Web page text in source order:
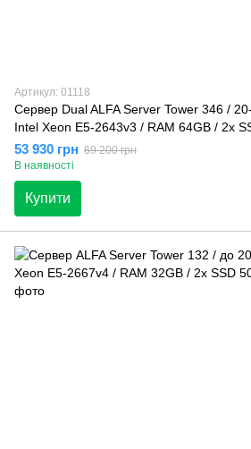
Артикул: 01118
Сервер Dual ALFA Server Tower 346 /
Intel Xeon E5-2643v3 / RAM 64GB / 2x
53 930 грн 69 200 грн
В наявності
Купити